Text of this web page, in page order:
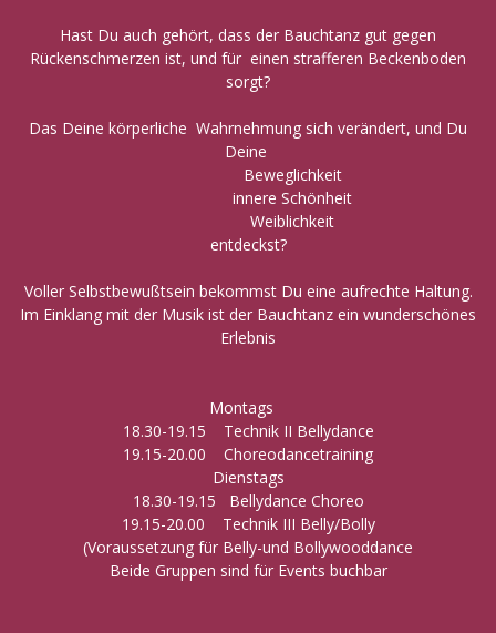
Hast Du auch gehört, dass der Bauchtanz gut gegen
Rückenschmerzen ist, und für einen strafferen Beckenboden
sorgt?
Das Deine körperliche Wahrnehmung sich verändert, und Du
Deine
Beweglichkeit
innere Schönheit
Weiblichkeit
entdeckst?
Voller Selbstbewußtsein bekommst Du eine aufrechte Haltung.
Im Einklang mit der Musik ist der Bauchtanz ein wunderschönes
Erlebnis
Montags
18.30-19.15 Technik II Bellydance
19.15-20.00 Choreodancetraining
Dienstags
18.30-19.15 Bellydance Choreo
19.15-20.00 Technik III Belly/Bolly
(Voraussetzung für Belly-und Bollywooddance
Beide Gruppen sind für Events buchbar